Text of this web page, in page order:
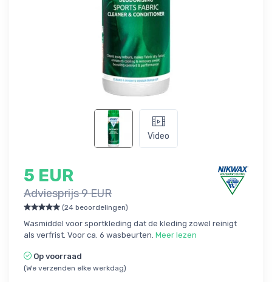
Video
5 EUR
Adviesprijs 9 EUR
(24 beoordelingen)
Wasmiddel voor sportkleding dat de kleding zowel reinigt
als verfrist. Voor ca. 6 wasbeurten. Meer lezen
Op voorraad
(We verzenden elke werkdag)